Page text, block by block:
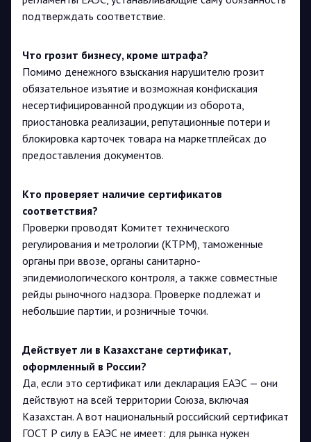
подтверждать соответствие.
Что грозит бизнесу, кроме штрафа?
Помимо денежного взыскания нарушителю грозит
обязательное изъятие и возможная конфискация
несертифицированной продукции из оборота,
приостановка реализации, репутационные потери и
блокировка карточек товара на маркетплейсах до
предоставления документов.
Кто проверяет наличие сертификатов
соответствия?
Проверки проводят Комитет технического
регулирования и метрологии (КТРМ), таможенные
органы при ввозе, органы санитарно-
эпидемиологического контроля, а также совместные
рейды рыночного надзора. Проверке подлежат и
небольшие партии, и розничные точки.
Действует ли в Казахстане сертификат,
оформленный в России?
Да, если это сертификат или декларация ЕАЭС — они
действуют на всей территории Союза, включая
Казахстан. А вот национальный российский сертификат
ГОСТ Р силу в ЕАЭС не имеет: для рынка нужен